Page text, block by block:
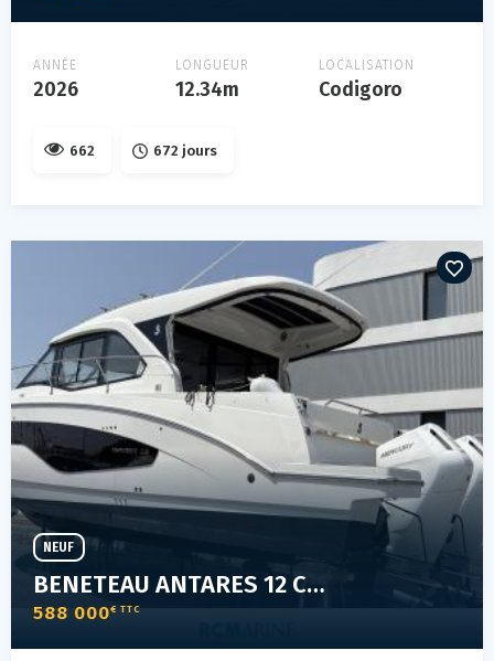
ANNÉE
2026
LONGUEUR
12.34m
LOCALISATION
Codigoro
662 672 jours
BENETEAU ANTARES 12 COUPE
588 000€ TTC
NEUF